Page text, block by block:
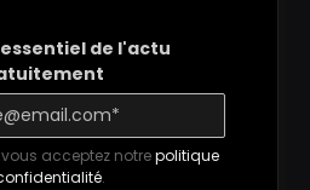
de l'actu
acceptez notrepolitique
.